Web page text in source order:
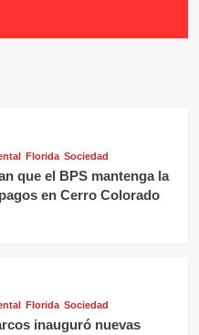
Florida Sociedad
que el BPS mantenga la
en Cerro Colorado
Florida Sociedad
inauguró nuevas